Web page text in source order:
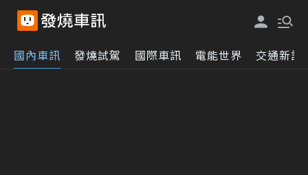
國內車訊 發燒試駕 國際車訊 電能世界 交通新訊